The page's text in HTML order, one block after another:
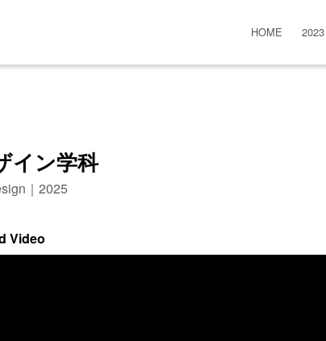
HOME 2023
イン学科
｜2025
Video